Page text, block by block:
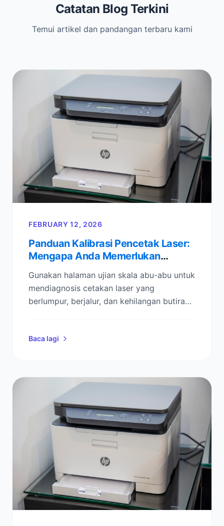
Catatan Blog Terkini
Temui artikel dan pandangan terbaru kami
FEBRUARY 12, 2026
Panduan Kalibrasi Pencetak Laser:
Mengapa Anda Memerlukan
Cara Memperbaiki Cetakan Anda)
Gunakan halaman ujian skala abu-abu untuk
mendiagnosis cetakan laser yang
berlumpur, berjalur, dan kehilangan butiran
Baca lagi